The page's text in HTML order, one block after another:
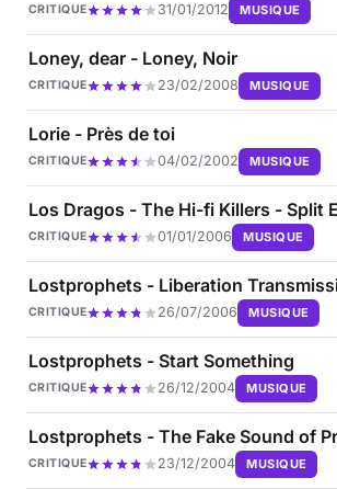
CRITIQUE 31/01/2012 MUSIQUE
Loney, dear - Loney, Noir
CRITIQUE 23/02/2008 MUSIQUE
Lorie - Près de toi
CRITIQUE 04/02/2002 MUSIQUE
Los Dragos - The Hi-fi Killers - Split
CRITIQUE 01/01/2006 MUSIQUE
Lostprophets - Liberation
CRITIQUE 26/07/2006 MUSIQUE
Lostprophets - Start Something
CRITIQUE 26/12/2004 MUSIQUE
Lostprophets - The Fake Sound of
CRITIQUE 23/12/2004 MUSIQUE